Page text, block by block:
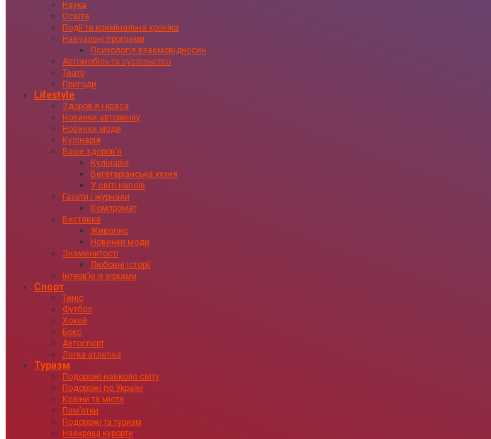
Наука
Освіта
Події та кримінальна хроніка
Навчальні програми
Психологія взаємовідносин
Автомобіль та суспільство
Театр
Пригоди
Lifestyle
Здоровʼя і краса
Новинки авторинку
Новинки моди
Кулінарія
Ваше здоровʼя
Кулінарія
Вегетаріанська кухня
У світі напоїв
Газети і журнали
Компромат
Виставка
Живопис
Новинки моди
Знаменитості
Любовні історії
Інтервʼю із зірками
Спорт
Теніс
Футбол
Хокей
Бокс
Автоспорт
Легка атлетіка
Туризм
Подорожі навколо світу
Подорожі по Україні
Країни та міста
Пам’ятки
Подорожі та туризм
Найкращі курорти